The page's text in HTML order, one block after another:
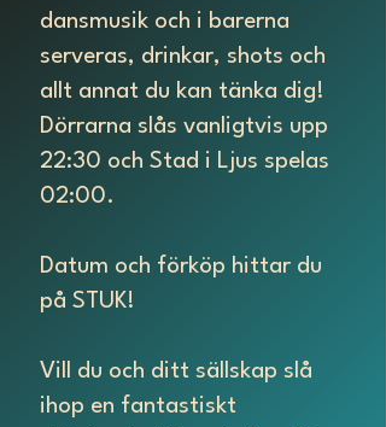
dansmusik och i barerna
serveras, drinkar, shots och
allt annat du kan tänka dig!
Dörrarna slås vanligtvis upp
22:30 och Stad i Ljus spelas
02:00.
Datum och förköp hittar du
på STUK!
Vill du och ditt sällskap slå
ihop en fantastiskt